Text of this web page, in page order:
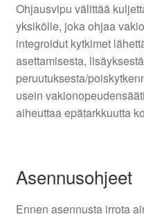
Ohjausvipu välittää
yksikölle, joka ohjaa
integroidut kytkimet
asettamisesta,
peruutuksesta/
usein
aiheuttaa epätarkkuutta
Asennusohjeet
Ennen asennusta irrota